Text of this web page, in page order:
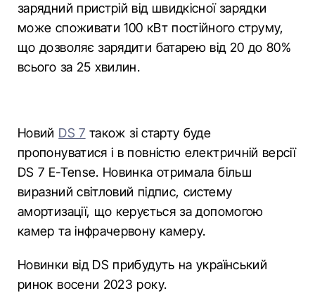
зарядний пристрій від швидкісної зарядки
може споживати 100 кВт постійного струму,
що дозволяє зарядити батарею від 20 до 80%
всього за 25 хвилин.
Новий DS 7 також зі старту буде
пропонуватися і в повністю електричній версії
DS 7 E-Tense. Новинка отримала більш
виразний світловий підпис, систему
амортизації, що керується за допомогою
камер та інфрачервону камеру.
Новинки від DS прибудуть на український
ринок восени 2023 року.